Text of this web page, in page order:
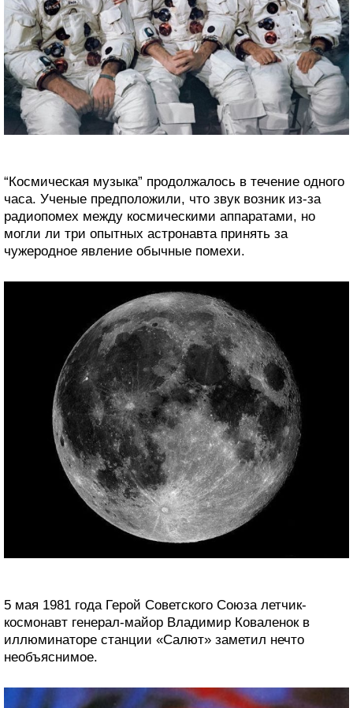
“Космическая музыка” продолжалось в течение одного
часа. Ученые предположили, что звук возник из-за
радиопомех между космическими аппаратами, но
могли ли три опытных астронавта принять за
чужеродное явление обычные помехи.
5 мая 1981 года Герой Советского Союза летчик-
космонавт генерал-майор Владимир Коваленок в
иллюминаторе станции «Салют» заметил нечто
необъяснимое.